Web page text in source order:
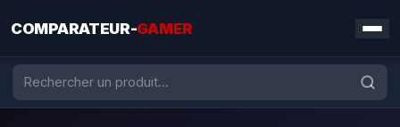
COMPARATEUR-GAMER